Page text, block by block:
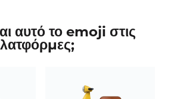
αυτό το emoji στις